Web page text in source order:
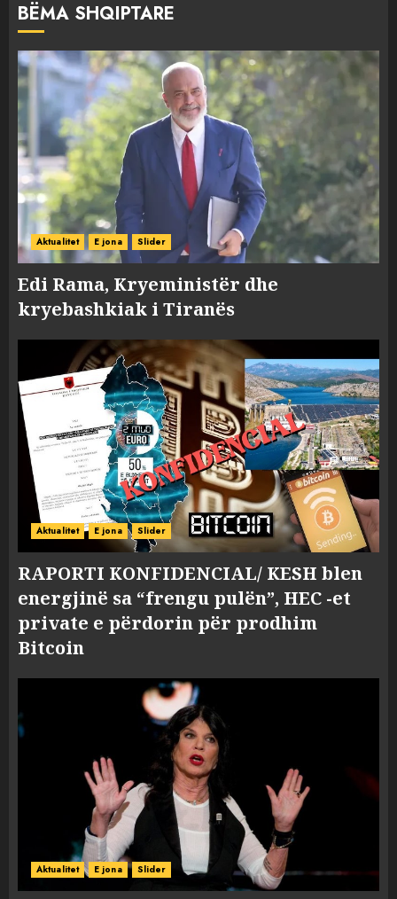
BËMA SHQIPTARE
Aktualitet E jona Slider
Edi Rama, Kryeministër dhe
kryebashkiak i Tiranës
Aktualitet E jona Slider
RAPORTI KONFIDENCIAL/ KESH blen
energjinë sa “frengu pulën”, HEC -et
private e përdorin për prodhim
Bitcoin
Aktualitet E jona Slider